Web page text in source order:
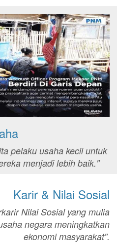
pelaku usaha kecil untuk
menjadi lebih baik."
Karir & Nilai Sosial
Nilai Sosial yang mulia
negara meningkatkan
ekonomi masyarakat".